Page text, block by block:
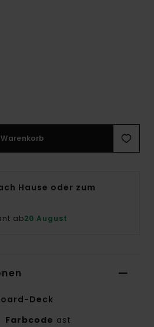
Hause oder zum
ab20 August
Deck
Farbcode ast